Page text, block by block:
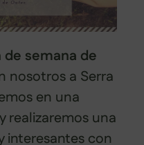
de semana de
nosotros a Serra
en una
realizaremos una
interesantes con